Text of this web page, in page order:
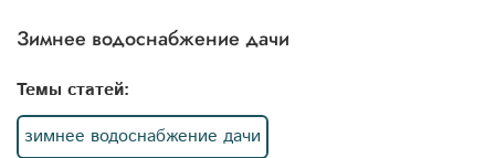
зимнее водоснабжение дачи
Темы статей:
зимнее водоснабжение дачи